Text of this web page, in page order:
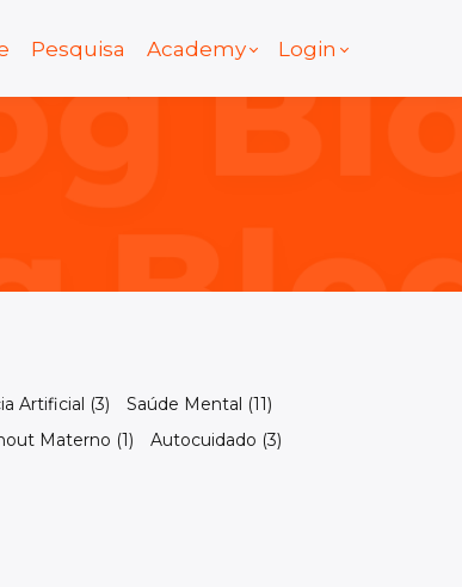
Pesquisa Academy Login
Artificial (3)
Saúde Mental (11)
Materno (1)
Autocuidado (3)